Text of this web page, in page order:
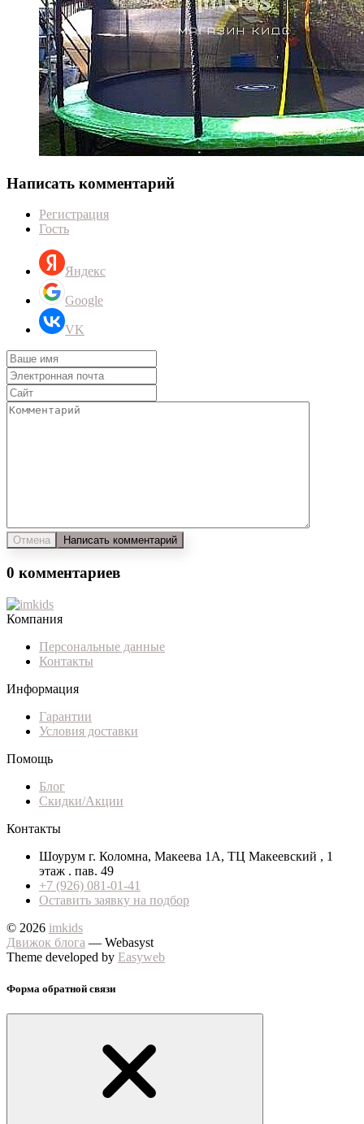
Написать комментарий
Регистрация
Гость
Яндекс
Google
VK
0 комментариев
Компания
Персональные данные
Контакты
Информация
Гарантии
Условия доставки
Помощь
Блог
Скидки/Акции
Контакты
Шоурум г. Коломна, Макеева 1А, ТЦ Макеевский , 1
этаж . пав. 49
+7 (926) 081-01-41
Оставить заявку на подбор
© 2026 imkids
Движок блога — Webasyst
Theme developed by Easyweb
Форма обратной связи